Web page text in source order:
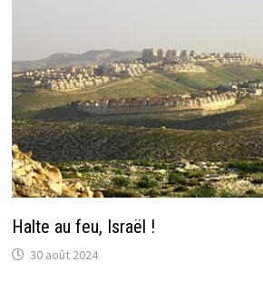
Halte au feu, Israël !
30 août 2024